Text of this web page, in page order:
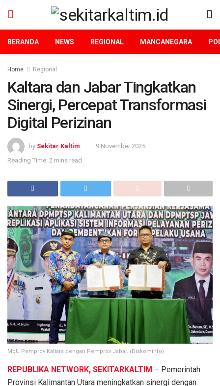
BERANDA NEWS REGIONAL MANCANEGARA
Home Regional
Kaltara dan Jabar Tingkatkan
Sinergi, Percepat Transformasi
Digital Perizinan
by Sekitar Kaltim
9 November 2025
Reading Time: 2 mins read
MoU Pemprov Kaltara dengan Pemprov Jabar. (Diskominfo)
REPUBLIKA NETWORK, SEKITARKALTIM – Pemerintah
Provinsi Kalimantan Utara meningkatkan sinergi dengan